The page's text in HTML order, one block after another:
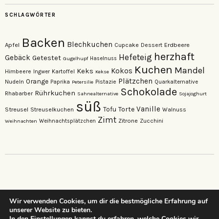
SCHLAGWÖRTER
Apfel Backen Blechkuchen Cupcake Dessert Erdbeere
Gebäck Getestet Gugelhupf Haselnuss Hefeteig herzhaft
Himbeere Ingwer Kartoffel Keks Kekse Kokos Kuchen Mandel
Nudeln Orange Paprika Petersilie Pistazie Plätzchen Quarkalternative
Rhabarber Rührkuchen Sahnealternative Schokolade Sojajoghurt
Streusel Streuselkuchen süß Tofu Torte Vanille Walnuss
Weihnachten Weihnachtsplätzchen Zimt Zitrone Zucchini
…dein neuer Lieblings-Foodblog…
Wir verwenden Cookies, um dir die bestmögliche Erfahrung auf
unserer Website zu bieten.